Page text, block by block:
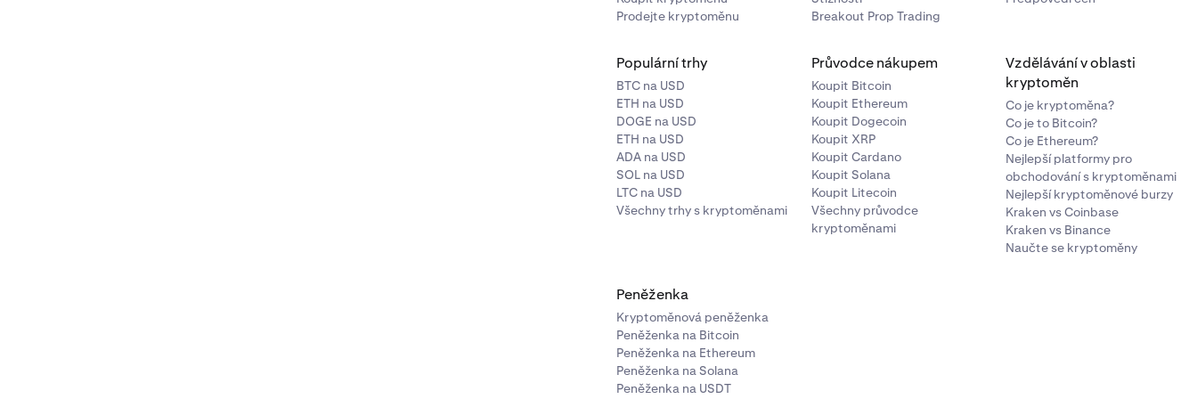
Prodejte kryptoměnu
Breakout Prop Trading
Populární trhy
BTC na USD
ETH na USD
DOGE na USD
ETH na USD
ADA na USD
SOL na USD
LTC na USD
Všechny trhy s kryptoměnami
Průvodce nákupem
Koupit Bitcoin
Koupit Ethereum
Koupit Dogecoin
Koupit XRP
Koupit Cardano
Koupit Solana
Koupit Litecoin
Všechny průvodce
kryptoměnami
Vzdělávání v oblasti
kryptoměn
Co je kryptoměna?
Co je to Bitcoin?
Co je Ethereum?
Nejlepší platformy pro
obchodování s kryptoměnami
Nejlepší kryptoměnové burzy
Kraken vs Coinbase
Kraken vs Binance
Naučte se kryptoměny
Peněženka
Kryptoměnová peněženka
Peněženka na Bitcoin
Peněženka na Ethereum
Peněženka na Solana
Peněženka na USDT